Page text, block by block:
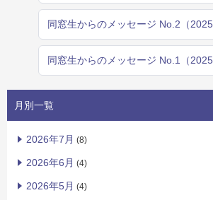
同窓生からのメッセージ No.2（
同窓生からのメッセージ No.1（
月別一覧
2026年7月 (8)
2026年6月 (4)
2026年5月 (4)